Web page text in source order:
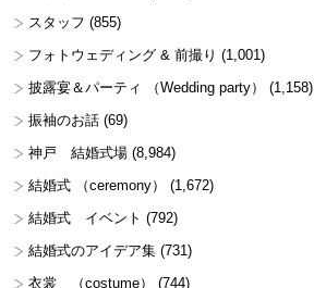
スタッフ (855)
フォトウェディング & 前撮り (1,001)
披露宴＆パーティ （Wedding party）
(1,158)
振袖のお話 (69)
神戸 結婚式場 (8,984)
結婚式 （ceremony）
(1,672)
結婚式 イベント (792)
結婚式のアイデア集 (731)
衣裳 （costume）
(744)